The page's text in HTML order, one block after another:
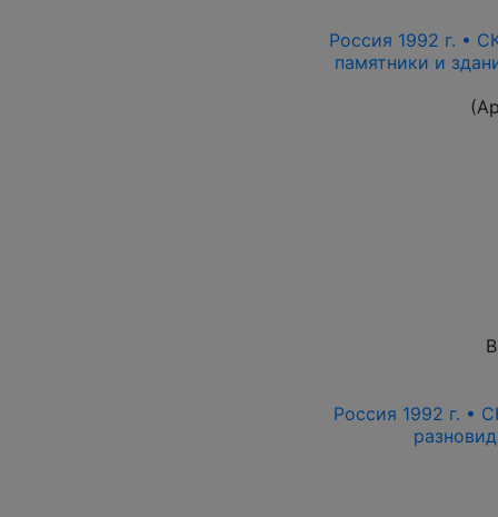
Россия 1992 г. •
памятники и
Россия 1992 г. •